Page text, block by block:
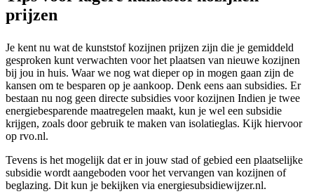
prijzen
Je kent nu wat de kunststof kozijnen prijzen zijn die je gemiddeld
gesproken kunt verwachten voor het plaatsen van nieuwe kozijnen
bij jou in huis. Waar we nog wat dieper op in mogen gaan zijn de
kansen om te besparen op je aankoop. Denk eens aan subsidies. Er
bestaan nu nog geen directe subsidies voor kozijnen Indien je twee
energiebesparende maatregelen maakt, kun je wel een subsidie
krijgen, zoals door gebruik te maken van isolatieglas. Kijk hiervoor
op rvo.nl.
Tevens is het mogelijk dat er in jouw stad of gebied een plaatselijke
subsidie wordt aangeboden voor het vervangen van kozijnen of
beglazing. Dit kun je bekijken via energiesubsidiewijzer.nl.